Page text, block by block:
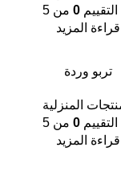
0 من 5
قراءة المزيد
تربو وردة
المنزلية
0 من 5
قراءة المزيد